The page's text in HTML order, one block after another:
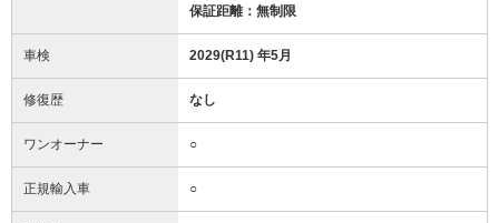
保証距離：無制限
車検 2029(R11) 年5月
修復歴 なし
ワンオーナー ○
正規輸入車 ○